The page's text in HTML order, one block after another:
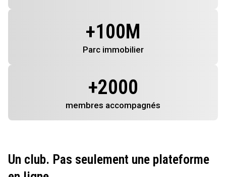
+100M
Parc immobilier
+2000
membres accompagnés
Un club. Pas seulement une plateforme